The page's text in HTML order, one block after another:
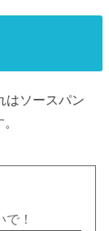
はソースパン
！